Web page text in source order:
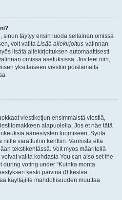
sinun täytyy ensin luoda sellainen omissa
voit valita Lisää allekirjoitus-valinnan
lisätä allekirjoituksen automaattisesti
omissa asetuksissa. Jos teet niin,
yksittäiseen viestiin poistamalla
viestiketjun ensimmäistä viestiä,
alapuolella. Jos et näe tätä
äänestysten luomiseen. Syötä
varattuihin kenttiin. Varmista että
tekstikentässä. Voit myös määritellä
valita kohdasta You can also set the
during voting under “Kuinka monta
kesto päivinä (0 kestää
käyttäjille mahdollisuuden muuttaa